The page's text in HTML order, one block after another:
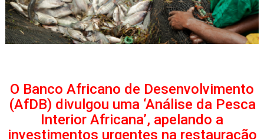
O Banco Africano de Desenvolvimento
(AfDB) divulgou uma ‘Análise da Pesca
Interior Africana’, apelando a
investimentos urgentes na restauração